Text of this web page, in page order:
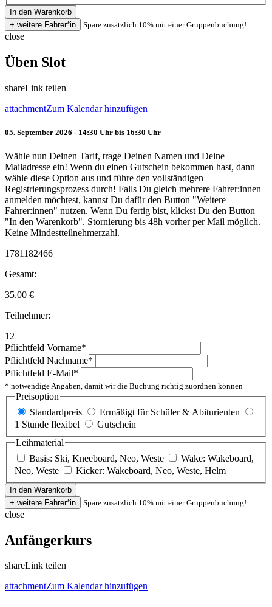
Spare zusätzlich 10% mit einer Gruppenbuchung!
close
Üben Slot
shareLink teilen
attachmentZum Kalendar hinzufügen
05. September 2026 - 14:30 Uhr bis 16:30 Uhr
Wähle nun Deinen Tarif, trage Deinen Namen und Deine
Mailadresse ein! Wenn du einen Gutschein bekommen hast, dann
wähle diese Option aus und führe den vollständigen
Registrierungsprozess durch! Falls Du gleich mehrere Fahrer:innen
anmelden möchtest, kannst Du dafür den Button "Weitere
Fahrer:innen" nutzen. Wenn Du fertig bist, klickst Du den Button
"In den Warenkorb". Stornierung bis 48h vorher per Mail möglich.
Keine Mindestteilnehmerzahl.
1781182466
Gesamt:
35.00 €
Teilnehmer:
12
Pflichtfeld Vorname*
Pflichtfeld Nachname*
Pflichtfeld E-Mail*
* notwendige Angaben, damit wir die Buchung richtig zuordnen können
Preisoption
Standardpreis
Ermäßigt für Schüler & Abiturienten
1 Stunde flexibel
Gutschein
Leihmaterial
Basis: Ski, Kneeboard, Neo, Weste
Wake: Wakeboard,
Neo, Weste
Kicker: Wakeboard, Neo, Weste, Helm
Spare zusätzlich 10% mit einer Gruppenbuchung!
close
Anfängerkurs
shareLink teilen
attachmentZum Kalendar hinzufügen